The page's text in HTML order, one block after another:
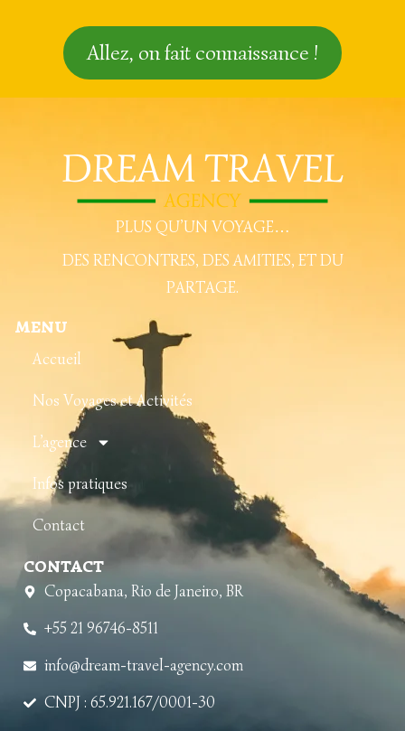
Allez, on fait connaissance !
PLUS QU’UN VOYAGE…
DES RENCONTRES, DES AMITIES, ET DU
PARTAGE.
MENU
Accueil
Nos Voyages et Activités
L’agence
Infos pratiques
Contact
CONTACT
Copacabana, Rio de Janeiro, BR
+55 21 96746-8511
info@dream-travel-agency.com
CNPJ : 65.921.167/0001-30